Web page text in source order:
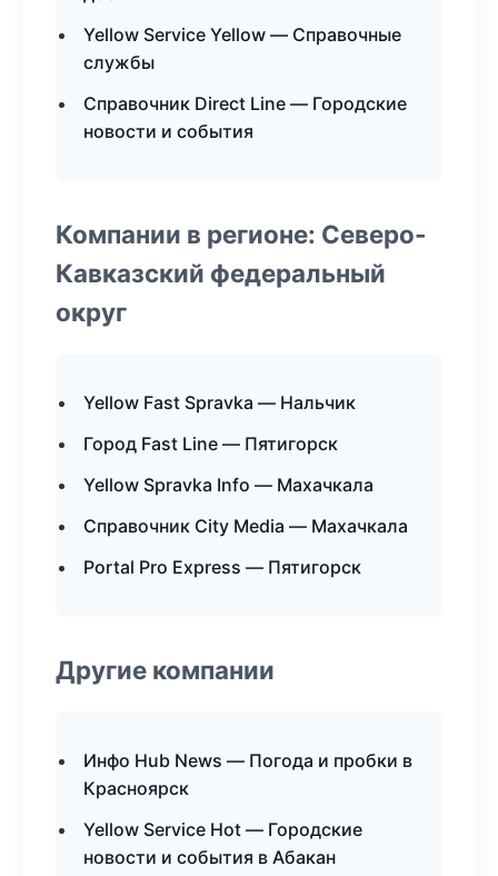
Yellow Service Yellow — Справочные
службы
Справочник Direct Line — Городские
новости и события
Компании в регионе: Северо-
Кавказский федеральный
округ
Yellow Fast Spravka — Нальчик
Город Fast Line — Пятигорск
Yellow Spravka Info — Махачкала
Справочник City Media — Махачкала
Portal Pro Express — Пятигорск
Другие компании
Инфо Hub News — Погода и пробки в
Красноярск
Yellow Service Hot — Городские
новости и события в Абакан